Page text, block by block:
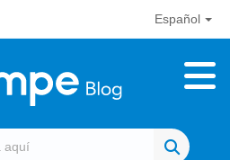
Español